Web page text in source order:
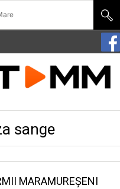
sange
MARAMUREȘENI